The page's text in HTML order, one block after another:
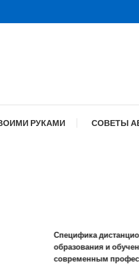
РУКАМИ СОВЕТЫ
Специфика
образования и обучения
современным